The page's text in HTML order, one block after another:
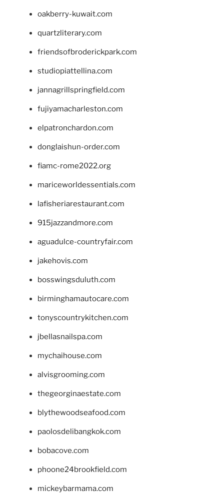
oakberry-kuwait.com
quartzliterary.com
friendsofbroderickpark.com
studiopiattellina.com
jannagrillspringfield.com
fujiyamacharleston.com
elpatronchardon.com
donglaishun-order.com
fiamc-rome2022.org
mariceworldessentials.com
lafisheriarestaurant.com
915jazzandmore.com
aguadulce-countryfair.com
jakehovis.com
bosswingsduluth.com
birminghamautocare.com
tonyscountrykitchen.com
jbellasnailspa.com
mychaihouse.com
alvisgrooming.com
thegeorginaestate.com
blythewoodseafood.com
paolosdelibangkok.com
bobacove.com
phoone24brookfield.com
mickeybarmama.com